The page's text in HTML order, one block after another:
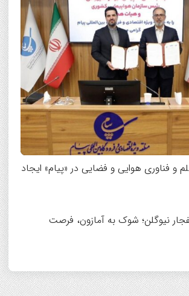
و فناوری هوایی و فضایی در «پیام» ایجاد
نیوگلن؛ شوک به آمازون، فرصت